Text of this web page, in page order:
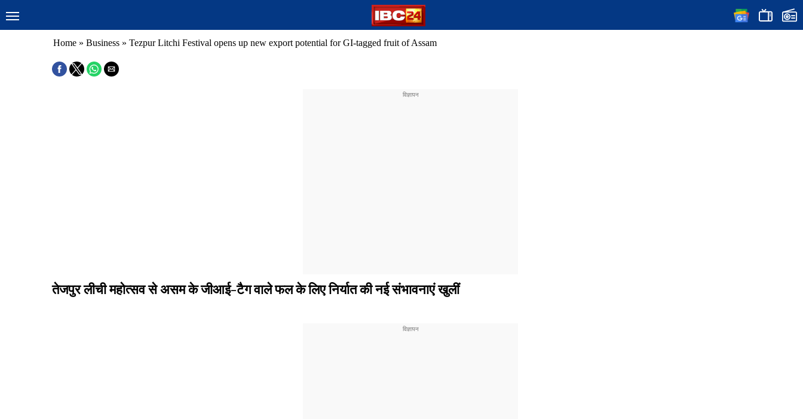
Home » Business » Tezpur Litchi Festival opens up new export potential for GI-tagged fruit of Assam
तेजपुर लीची महोत्सव से असम के जीआई-टैग वाले फल के लिए निर्यात की नई संभावनाएं खुलीं